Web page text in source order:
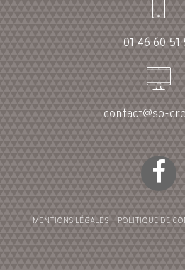
01 46 60 51
contact@so-
MENTIONS LÉGALES POLITIQUE DE